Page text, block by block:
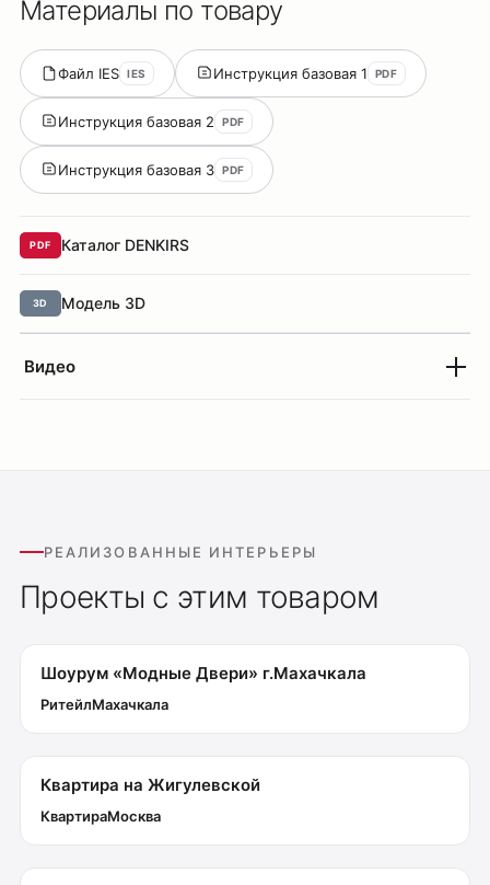
Материалы по товару
Файл IES IES Инструкция базовая 1 PDF
Инструкция базовая 2 PDF
Инструкция базовая 3 PDF
PDF Каталог DENKIRS
3D Модель 3D
Видео
РЕАЛИЗОВАННЫЕ ИНТЕРЬЕРЫ
Проекты с этим товаром
Шоурум «Модные Двери» г.Махачкала
РитейлМахачкала
Квартира на Жигулевской
КвартираМосква
Обмен и возврат
Доставка